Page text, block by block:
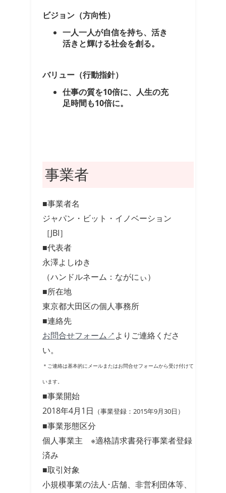
ビジョン（方向性）
一人一人が自信を持ち、活き
活きと輝ける社会を創る。
バリュー（行動指針）
仕事の質を10倍に、人生の充
足時間も10倍に。
事業者
■事業者名
ジャパン・ビット・イノベーション
［JBI］
■代表者
永澤よしゆき
（ハンドルネーム：ながにぃ）
■所在地
東京都大田区の個人事務所
■連絡先
お問合せフォーム↗ よりご連絡くださ
い。
＊ご連絡は基本的にメールまたはお問合せフォームから受け付けて
います。
■事業開始
2018年4月1日 （事業登録：2015年9月30日）
■事業形態区分
個人事業主 ※適格請求書発行事業者登録
済み
■取引対象
小規模事業の法人･店舗、非営利団体等、